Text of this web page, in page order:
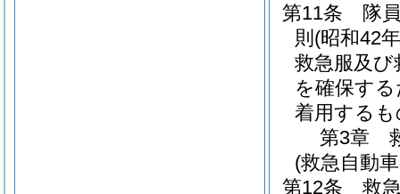
第11条
隊
則 (昭和42
救急服及
を確保す
着用する
第3章
(救急自動
第12条
救